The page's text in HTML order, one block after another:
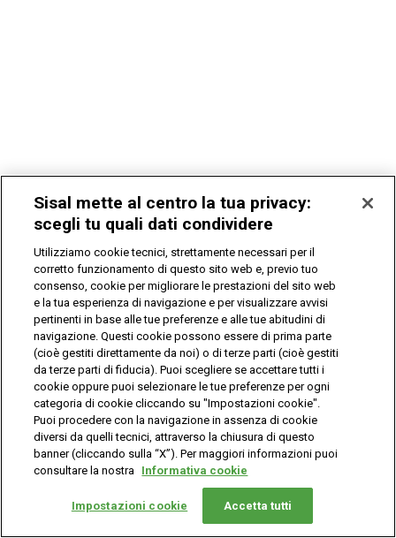
Sisal mette al centro la tua privacy:
scegli tu quali dati condividere
Utilizziamo cookie tecnici, strettamente necessari per il
corretto funzionamento di questo sito web e, previo tuo
consenso, cookie per migliorare le prestazioni del sito web
e la tua esperienza di navigazione e per visualizzare avvisi
pertinenti in base alle tue preferenze e alle tue abitudini di
navigazione. Questi cookie possono essere di prima parte
(cioè gestiti direttamente da noi) o di terze parti (cioè gestiti
da terze parti di fiducia). Puoi scegliere se accettare tutti i
cookie oppure puoi selezionare le tue preferenze per ogni
categoria di cookie cliccando su "Impostazioni cookie".
Puoi procedere con la navigazione in assenza di cookie
diversi da quelli tecnici, attraverso la chiusura di questo
banner (cliccando sulla “X”). Per maggiori informazioni puoi
consultare la nostra Informativa cookie
Impostazioni cookie Accetta tutti